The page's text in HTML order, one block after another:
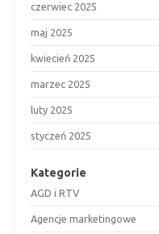
czerwiec 2025
maj 2025
kwiecień 2025
marzec 2025
luty 2025
styczeń 2025
Kategorie
AGD i RTV
Agencje marketingowe